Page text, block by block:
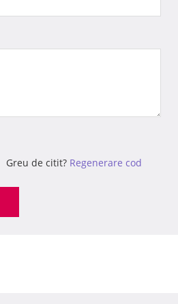
Greu de citit? Regenerare cod